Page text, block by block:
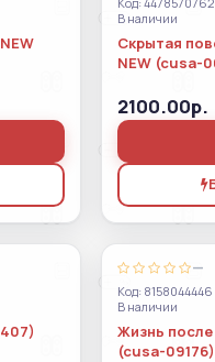
В наличии
Скрытая
NEW (cusa-
2100.00р.
—
Код: 8158044446
В наличии
Жизнь
(cusa-09176)